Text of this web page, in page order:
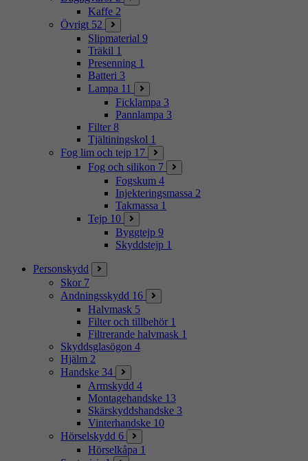
Kaffe 2
Övrigt 52
Slipmaterial 9
Träkil 1
Presenning 1
Batteri 3
Lampa 11
Ficklampa 3
Pannlampa 3
Filter 8
Tjältiningskol 1
Fog lim och tejp 17
Fog och silikon 7
Fogskum 4
Injekteringsmassa 2
Takmassa 1
Tejp 10
Byggtejp 9
Skyddstejp 1
Personskydd
Skor 7
Andningsskydd 16
Halvmask 5
Filter och tillbehör 1
Filtrerande halvmask 1
Skyddsglasögon 4
Hjälm 2
Handske 34
Armskydd 4
Montagehandske 13
Skärskyddshandske 3
Vinterhandske 10
Hörselskydd 6
Hörselkåpa 1